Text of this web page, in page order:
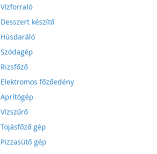
Vízforraló
Desszert készítő
Húsdaráló
Szódagép
Rizsfőző
Elektromos főzőedény
Aprítógép
Vízszűrő
Tojásfőző gép
Pizzasütő gép